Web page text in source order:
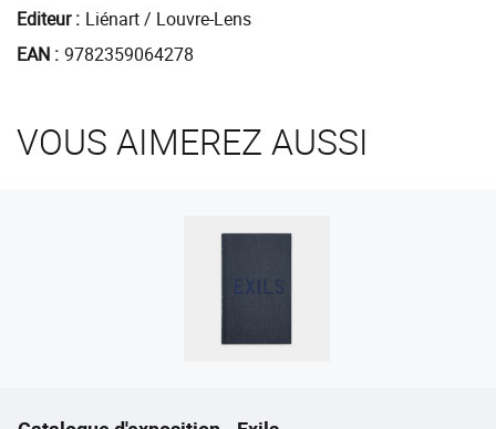
Editeur
Liénart / Louvre-Lens
EAN 9782359064278
VOUS AIMEREZ AUSSI